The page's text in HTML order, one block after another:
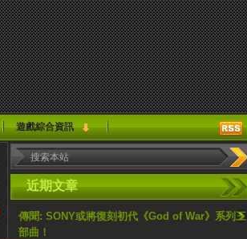
遊戲綜合資訊
近期文章
傳聞: SONY或將復刻初代《God of War》系列三
部曲！